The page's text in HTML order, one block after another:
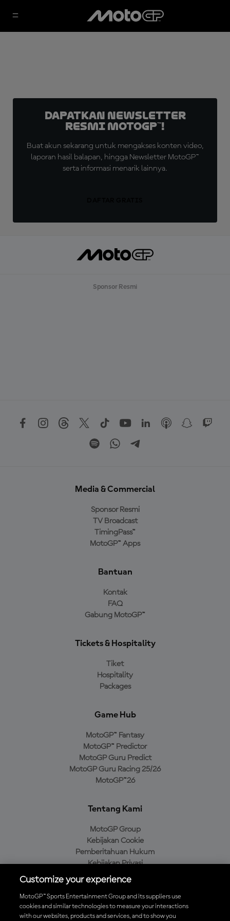
Dapatkan Newsletter
Resmi MotoGP™!
Buat akun sekarang untuk mengakses konten video,
laporan hasil balapan, hingga Newsletter MotoGP™
serta informasi menarik lainnya.
Sponsor Resmi
Media & Commercial
Sponsor Resmi
TV Broadcast
TimingPass™
MotoGP™ Apps
Bantuan
Kontak
FAQ
Gabung MotoGP™
Tickets & Hospitality
Tiket
Hospitality
Packages
Game Hub
MotoGP™ Fantasy
MotoGP™ Predictor
MotoGP Guru Predict
MotoGP Guru Racing 25/26
MotoGP™26
Tentang Kami
MotoGP Group
Kebijakan Cookie
Pemberitahuan Hukum
Kebijakan Privasi
Kebijakan Pembelian
Unduh Aplikasi Resmi MotoGP™
Customize your experience
MotoGP™ Sports Entertainment Group and its suppliers use
cookies and similar technologies to measure your interactions
with our websites, products and services, and to show you